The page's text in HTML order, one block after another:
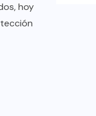
hoy